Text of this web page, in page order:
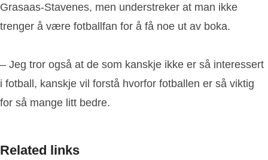
Grasaas-Stavenes, men understreker at man ikke
trenger å være fotballfan for å få noe ut av boka.
– Jeg tror også at de som kanskje ikke er så interessert
i fotball, kanskje vil forstå hvorfor fotballen er så viktig
for så mange litt bedre.
Related links